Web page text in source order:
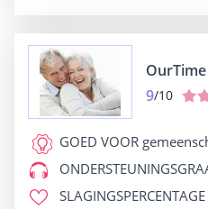
OurTime
9/10
GOED VOOR
SLAGINGSPERCENTAGE